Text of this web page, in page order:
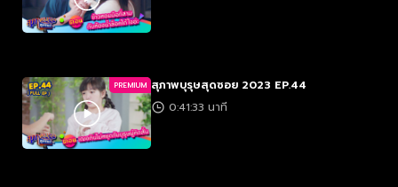
PREMIUM สุภาพบุรุษสุดซอย 2023 EP.44
0:41:33 นาที